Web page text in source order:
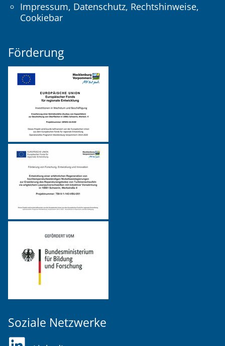
Impressum, Datenschutz, Rechtshinweise,
Cookiebar
Förderung
Soziale Netzwerke